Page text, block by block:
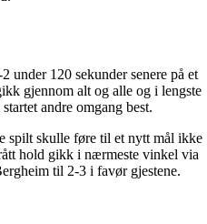
under 120 sekunder senere på et
gjennom alt og alle og i lengste
andre omgang best.
spilt skulle føre til et nytt mål ikke
hold gikk i nærmeste vinkel via
til 2-3 i favør gjestene.